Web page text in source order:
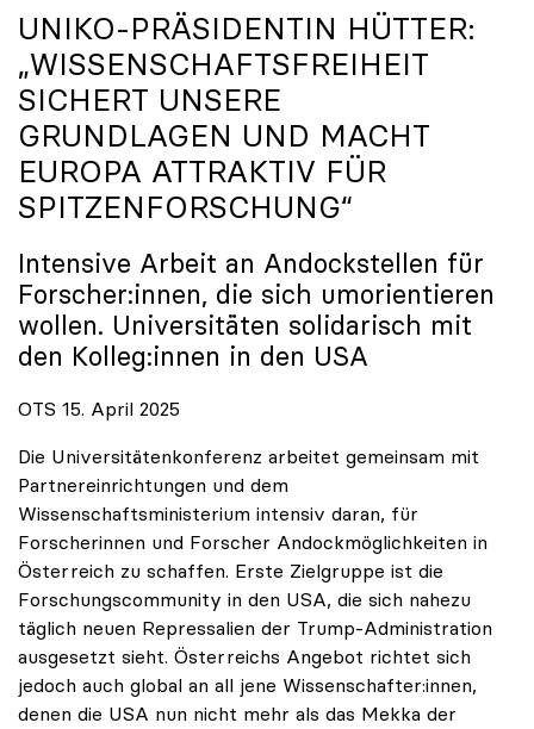
UNIKO-PRÄSIDENTIN HÜTTER:
„WISSENSCHAFTSFREIHEIT
SICHERT UNSERE
GRUNDLAGEN UND MACHT
EUROPA ATTRAKTIV FÜR
SPITZENFORSCHUNG“
Intensive Arbeit an Andockstellen für
Forscher:innen, die sich umorientieren
wollen. Universitäten solidarisch mit
den Kolleg:innen in den USA
OTS 15. April 2025
Die Universitätenkonferenz arbeitet gemeinsam mit
Partnereinrichtungen und dem
Wissenschaftsministerium intensiv daran, für
Forscherinnen und Forscher Andockmöglichkeiten in
Österreich zu schaffen. Erste Zielgruppe ist die
Forschungscommunity in den USA, die sich nahezu
täglich neuen Repressalien der Trump-Administration
ausgesetzt sieht. Österreichs Angebot richtet sich
jedoch auch global an all jene Wissenschafter:innen,
denen die USA nun nicht mehr als das Mekka der